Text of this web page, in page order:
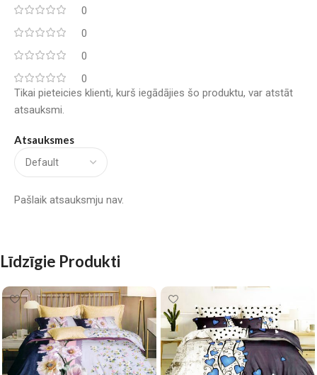
0
0
0
0
Atsauksmes
Pašlaik atsauksmju nav.
Tikai pieteicies klienti, kurš iegādājies šo produktu, var atstāt
atsauksmi.
Līdzīgie Produkti